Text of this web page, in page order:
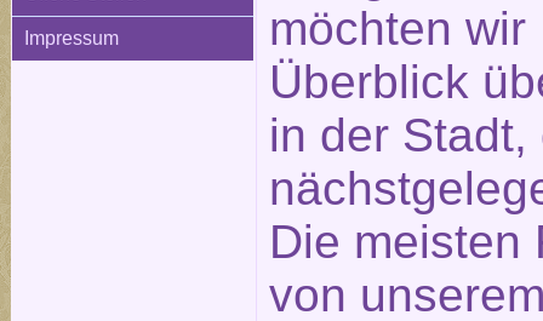
Impressum
möchten
Überblick
in der
Die meisten
von